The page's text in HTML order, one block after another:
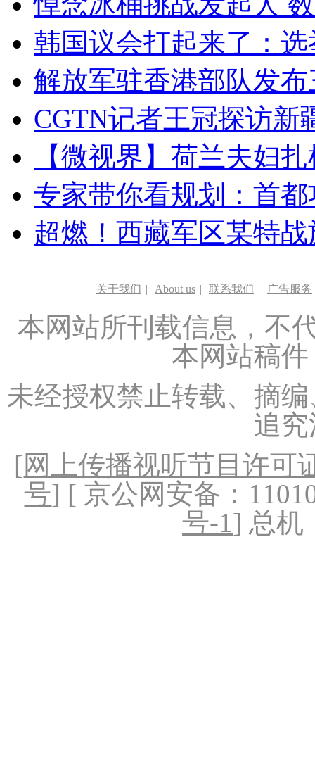
韩国议会打起来了：
解放军驻香港部队发
CGTN记者王冠探访新
【微视界】荷兰夫妇
专家带你看规划：首
超燃！西藏军区某特
关于我们 | About us | 联系我们 | 广告服务
本网站所刊载信息，不
本网站稿
未经授权禁止转载、摘
追
[网上传播视听节目许可
号] [ 京公网安备：
号-1] 总机